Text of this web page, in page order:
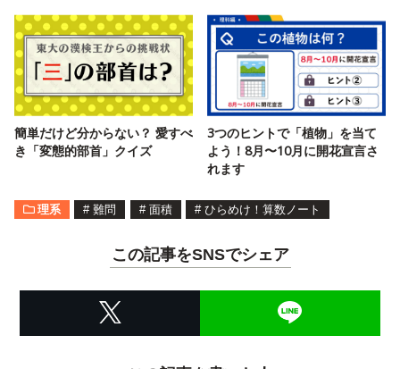
簡単だけど分からない？ 愛すべ
き「変態的部首」クイズ
3つのヒントで「植物」を当て
よう！8月〜10月に開花宣言さ
れます
理系 # 難問 # 面積 # ひらめけ！算数ノート
この記事をSNSでシェア